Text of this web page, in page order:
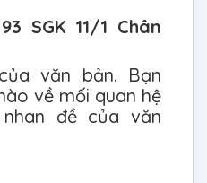
SGK 11/1 Chân
văn bản. Bạn
về mối quan hệ
đề của văn